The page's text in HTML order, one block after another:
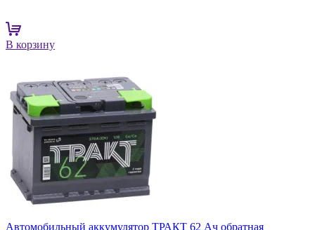
В корзину
Автомобильный аккумулятор ТРАКТ 62 Ач обратная